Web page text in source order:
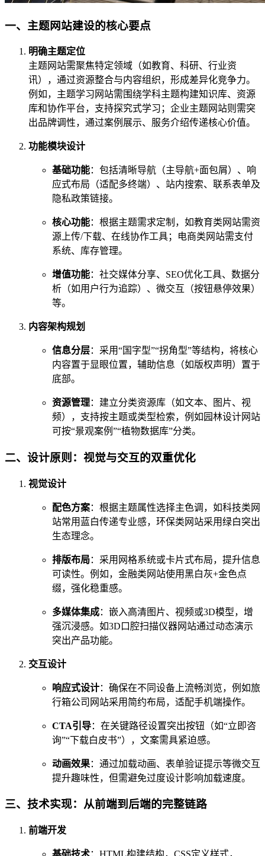
一、主题网站建设的核心要点
明确主题定位
主题网站需聚焦特定领域（如教育、科研、行业资
讯），通过资源整合与内容组织，形成差异化竞争力。
例如，主题学习网站需围绕学科主题构建知识库、资源
库和协作平台，支持探究式学习；企业主题网站则需突
出品牌调性，通过案例展示、服务介绍传递核心价值。
功能模块设计
基础功能：包括清晰导航（主导航+面包屑）、响
应式布局（适配多终端）、站内搜索、联系表单及
隐私政策链接。
核心功能：根据主题需求定制，如教育类网站需资
源上传/下载、在线协作工具；电商类网站需支付
系统、库存管理。
增值功能：社交媒体分享、SEO优化工具、数据分
析（如用户行为追踪）、微交互（按钮悬停效果）
等。
内容架构规划
信息分层：采用“国字型”“拐角型”等结构，将核心
内容置于显眼位置，辅助信息（如版权声明）置于
底部。
资源管理：建立分类资源库（如文本、图片、视
频），支持按主题或类型检索，例如园林设计网站
可按“景观案例”“植物数据库”分类。
二、设计原则：视觉与交互的双重优化
视觉设计
配色方案：根据主题属性选择主色调，如科技类网
站常用蓝白传递专业感，环保类网站采用绿白突出
生态理念。
排版布局：采用网格系统或卡片式布局，提升信息
可读性。例如，金融类网站使用黑白灰+金色点
缀，强化稳重感。
多媒体集成：嵌入高清图片、视频或3D模型，增
强沉浸感。如3D口腔扫描仪器网站通过动态演示
突出产品功能。
交互设计
响应式设计：确保在不同设备上流畅浏览，例如旅
行箱公司网站采用简约布局，适配手机端操作。
CTA引导：在关键路径设置突出按钮（如“立即咨
询”“下载白皮书”），文案需具紧迫感。
动画效果：通过加载动画、表单验证提示等微交互
提升趣味性，但需避免过度设计影响加载速度。
三、技术实现：从前端到后端的完整链路
前端开发